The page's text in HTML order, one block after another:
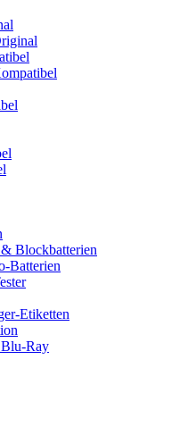
Blockbatterien
Batterien
Etiketten
Ray